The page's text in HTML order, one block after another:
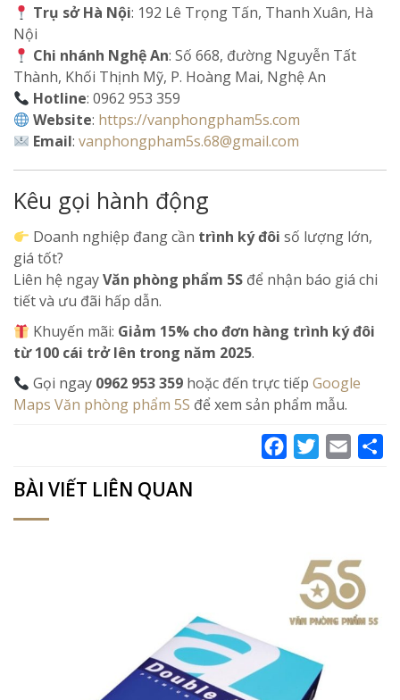
Trụ sở Hà Nội: 192 Lê Trọng Tấn, Thanh Xuân, Hà
Nội
Chi nhánh Nghệ An: Số 668, đường Nguyễn Tất
Thành, Khối Thịnh Mỹ, P. Hoàng Mai, Nghệ An
Hotline: 0962 953 359
Website: https://vanphongpham5s.com
Email:vanphongpham5s.68@gmail.com
Kêu gọi hành động
Doanh nghiệp đang cần trình ký đôi số lượng lớn,
giá tốt?
Liên hệ ngayVăn phòng phẩm 5S để nhận báo giá chi
tiết và ưu đãi hấp dẫn.
Khuyến mãi: Giảm 15% cho đơn hàng trình ký đôi
từ 100 cái trở lên trong năm 2025.
Gọi ngay 0962 953 359 hoặc đến trực tiếpGoogle
Maps Văn phòng phẩm 5S để xem sản phẩm mẫu.
FacebookTwitterEmail
BÀI VIẾT LIÊN QUAN